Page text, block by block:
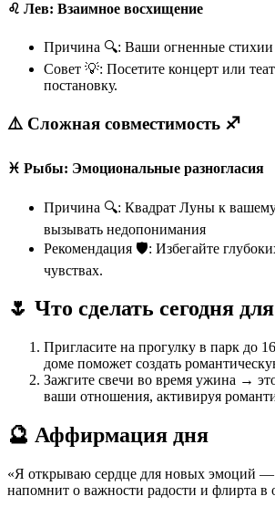
♌ Лев: Взаимное восхищение
Причина 🔍: Ваши огненные стихии
Совет 💡: Посетите концерт или
постановку.
⚠️ Сложная совместимость ♐
♓ Рыбы: Эмоциональные разногласия
Причина 🔍: Квадрат Луны к
вызывать недопонимания
Рекомендация 🛡️: Избегайте
чувствах.
🌷 Что сделать сегодня
Пригласите на прогулку в парк до
доме поможет создать
Зажгите свечи во время ужина →
ваши отношения, активируя
🔮 Аффирмация дня
«Я открываю сердце для новых эмоций
напомнит о важности радости и флирта в